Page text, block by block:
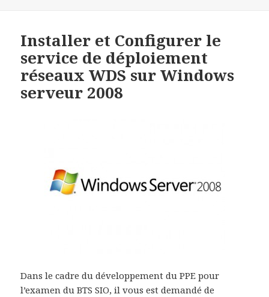
Installer et Configurer le
service de déploiement
réseaux WDS sur Windows
serveur 2008
Dans le cadre du développement du PPE pour
l’examen du BTS SIO, il vous est demandé de